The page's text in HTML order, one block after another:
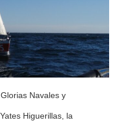
Navales y
Higuerillas, la